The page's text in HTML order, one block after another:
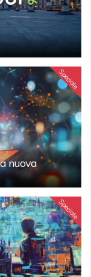
Speciale
nuova
Speciale